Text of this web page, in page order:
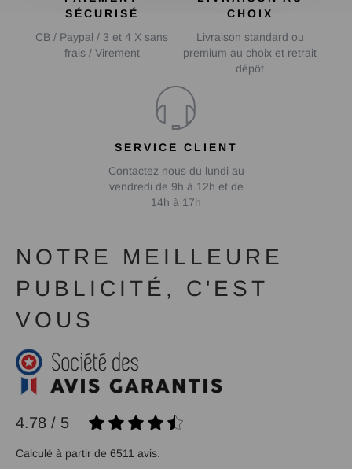
SÉCURISÉ
CB / Paypal / 3 et 4 X sans
frais / Virement
CHOIX
Livraison standard ou
premium au choix et retrait
dépôt
SERVICE CLIENT
Contactez nous du lundi au
vendredi de 9h à 12h et de
14h à 17h
NOTRE MEILLEURE
PUBLICITÉ, C'EST
VOUS
4.78 / 5
Calculé à partir de 6511 avis.